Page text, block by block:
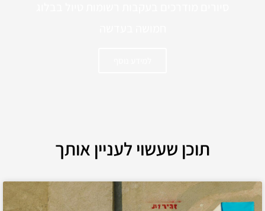
תוכן שעשוי לעניין אותך